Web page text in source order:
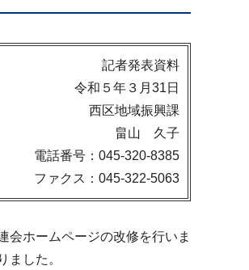
記者発表資料
令和５年３月31日
西区地域振興課
畠山 久子
電話番号：045-320-8385
ファクス：045-322-5063
会ホームページの改修を行いま
ました。